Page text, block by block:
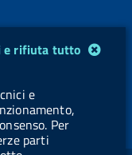
e rifiuta tutto
e
Per
parti